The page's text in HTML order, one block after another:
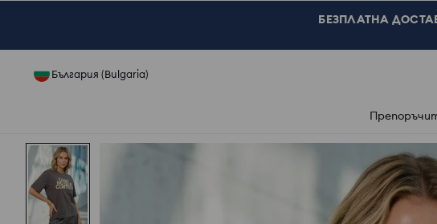
БЕЗПЛАТНА
България (Bulgaria)